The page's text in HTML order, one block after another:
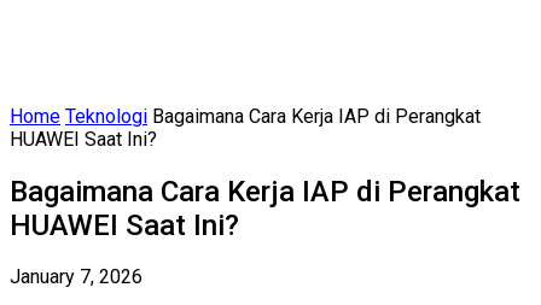
Home Teknologi Bagaimana Cara Kerja IAP di Perangkat
HUAWEI Saat Ini?
Bagaimana Cara Kerja IAP di Perangkat
HUAWEI Saat Ini?
January 7, 2026